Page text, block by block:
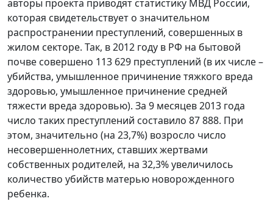
авторы проекта приводят статистику МВД России,
которая свидетельствует о значительном
распространении преступлений, совершенных в
жилом секторе. Так, в 2012 году в РФ на бытовой
почве совершено 113 629 преступлений (в их числе –
убийства, умышленное причинение тяжкого вреда
здоровью, умышленное причинение средней
тяжести вреда здоровью). За 9 месяцев 2013 года
число таких преступлений составило 87 888. При
этом, значительно (на 23,7%) возросло число
несовершеннолетних, ставших жертвами
собственных родителей, на 32,3% увеличилось
количество убийств матерью новорожденного
ребенка.